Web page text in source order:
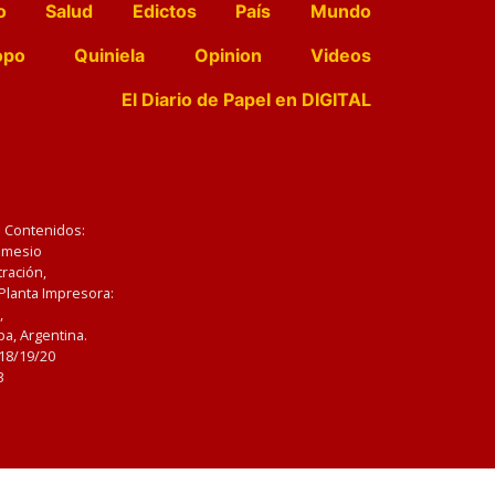
Salud Edictos País
Mundo
Quiniela Opinion
Videos
El Diario de Papel en DIGITAL
Impresora:
Argentina.
19/20